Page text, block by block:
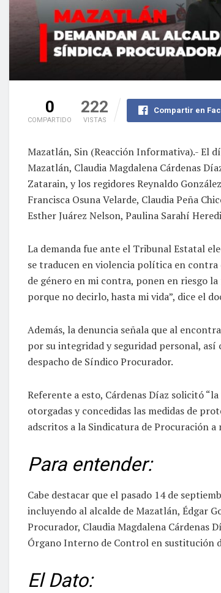
0
COMPARTIDO
222
VISTAS
Compartir en
Mazatlán, Sin (Reacción Informativa).- El
Mazatlán, Claudia Magdalena Cárdenas
Zatarain, y los regidores Reynaldo
Francisca Osuna Velarde, Claudia Peña
Esther Juárez Nelson, Paulina Sarahí
La demanda fue ante el Tribunal Estatal
se traducen en violencia política en contra
de género en mi contra, ponen en riesgo
porque no decirlo, hasta mi vida”, dice el
Además, la denuncia señala que al
por su integridad y seguridad personal, así
despacho de Síndico Procurador.
Referente a esto, Cárdenas Díaz solicitó
otorgadas y concedidas las medidas de
adscritos a la Sindicatura de Procuración a
Para entender:
Cabe destacar que el pasado 14 de
incluyendo al alcalde de Mazatlán, Édgar
Procurador, Claudia Magdalena Cárdenas
Órgano Interno de Control en sustitución
El Dato: